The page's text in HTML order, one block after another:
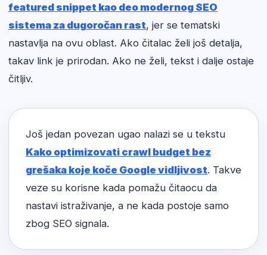
featured snippet kao deo modernog SEO
sistema za dugoročan rast, jer se tematski
nastavlja na ovu oblast. Ako čitalac želi još detalja,
takav link je prirodan. Ako ne želi, tekst i dalje ostaje
čitljiv.
Još jedan povezan ugao nalazi se u tekstu
Kako optimizovati crawl budget bez
grešaka koje koče Google vidljivost. Takve
veze su korisne kada pomažu čitaocu da
nastavi istraživanje, a ne kada postoje samo
zbog SEO signala.